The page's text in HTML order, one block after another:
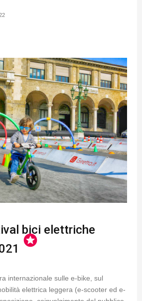
bici elettriche
stars
internazionale sulle e-bike, sul
elettrica leggera (e-scooter ed e-